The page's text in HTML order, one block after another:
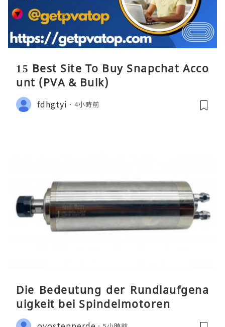
15 Best Site To Buy Snapchat Acco
unt (PVA & Bulk)
fdhgtyi 4小時前
Die Bedeutung der Rundlaufgena
uigkeit bei Spindelmotoren